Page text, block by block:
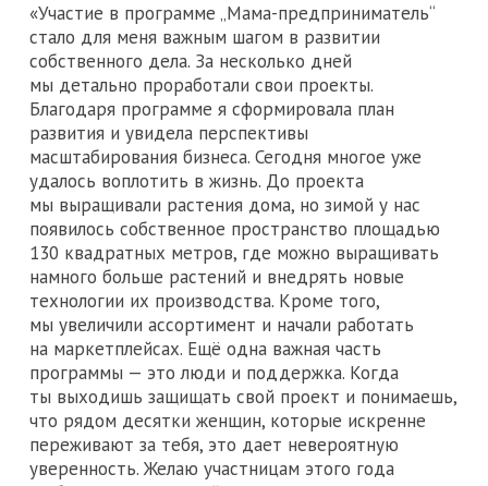
«Участие в программе „Мама-предприниматель“
стало для меня важным шагом в развитии
собственного дела. За несколько дней
мы детально проработали свои проекты.
Благодаря программе я сформировала план
развития и увидела перспективы
масштабирования бизнеса. Сегодня многое уже
удалось воплотить в жизнь. До проекта
мы выращивали растения дома, но зимой у нас
появилось собственное пространство площадью
130 квадратных метров, где можно выращивать
намного больше растений и внедрять новые
технологии их производства. Кроме того,
мы увеличили ассортимент и начали работать
на маркетплейсах. Ещё одна важная часть
программы — это люди и поддержка. Когда
ты выходишь защищать свой проект и понимаешь,
что рядом десятки женщин, которые искренне
переживают за тебя, это дает невероятную
уверенность. Желаю участницам этого года